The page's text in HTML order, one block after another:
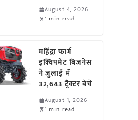
August 4, 2026
1 min read
महिंद्रा फार्म
इक्विपमेंट बिजनेस
ने जुलाई में
32,643 ट्रैक्टर बेचे
August 1, 2026
1 min read